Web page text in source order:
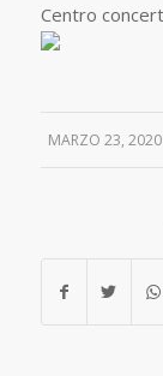
Centro
MARZO 23, 2020
/